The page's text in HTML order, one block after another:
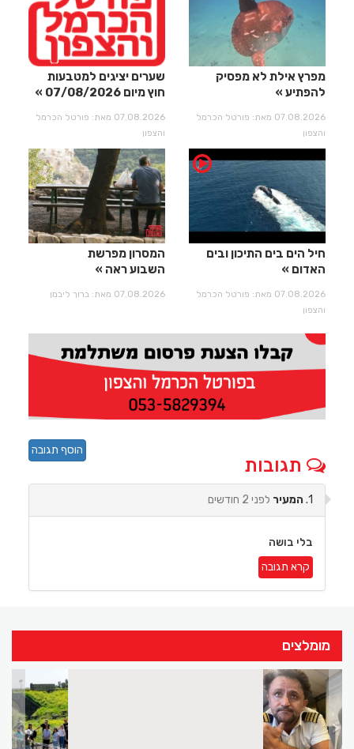
מפרץ אילת לא מפסיק
להפתיע
07.08.2026 מאת: פורטל הכרמל
והצפון
שערים יציגים למטבעות
חוץ מיום 07/08/2026
07.08.2026 מאת: פורטל הכרמל
והצפון
חיל הים בים התיכון ובים
האדום
07.08.2026 מאת: פורטל הכרמל
והצפון
המסרון מפרשת
השבוע ראה
07.08.2026 מאת: ברוך ליבמן
תגובות
הוסף תגובה
המעירלפני 2 חודשים
בלי בושה
קרא תגובה
מומלצים
> <